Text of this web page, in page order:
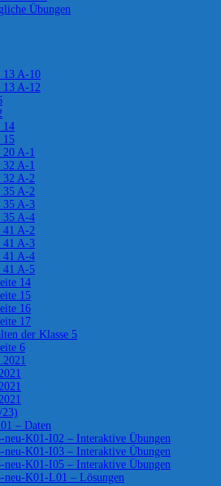
Übungen
13 A-10
13 A-12
14
15
20 A-1
32 A-1
32 A-2
35 A-2
35 A-3
35 A-4
41 A-2
41 A-3
41 A-4
41 A-5
14
15
16
17
der Klasse 5
6
23)
– Daten
neu-K01-I02 – Interaktive Übungen
neu-K01-I03 – Interaktive Übungen
neu-K01-I05 – Interaktive Übungen
neu-K01-L01 – Lösungen